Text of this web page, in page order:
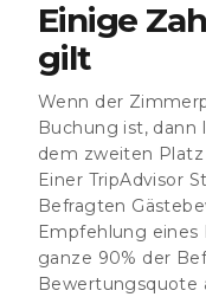
Einige
gilt
Wenn der
Buchung ist,
dem zweiten
Einer TripAdvisor
Befragten
Empfehlung
ganze 90% der
Bewertungsquote